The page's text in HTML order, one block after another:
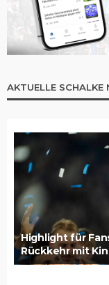
AKTUELLE SCHALKE
Highlight für
Rückkehr mit